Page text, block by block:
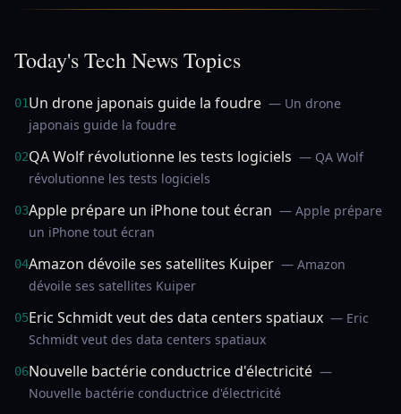
Today's Tech News Topics
01Un drone japonais guide la foudre — Un drone
japonais guide la foudre
02QA Wolf révolutionne les tests logiciels — QA Wolf
révolutionne les tests logiciels
03Apple prépare un iPhone tout écran — Apple prépare
un iPhone tout écran
04Amazon dévoile ses satellites Kuiper — Amazon
dévoile ses satellites Kuiper
05Eric Schmidt veut des data centers spatiaux — Eric
Schmidt veut des data centers spatiaux
06Nouvelle bactérie conductrice d'électricité —
Nouvelle bactérie conductrice d'électricité